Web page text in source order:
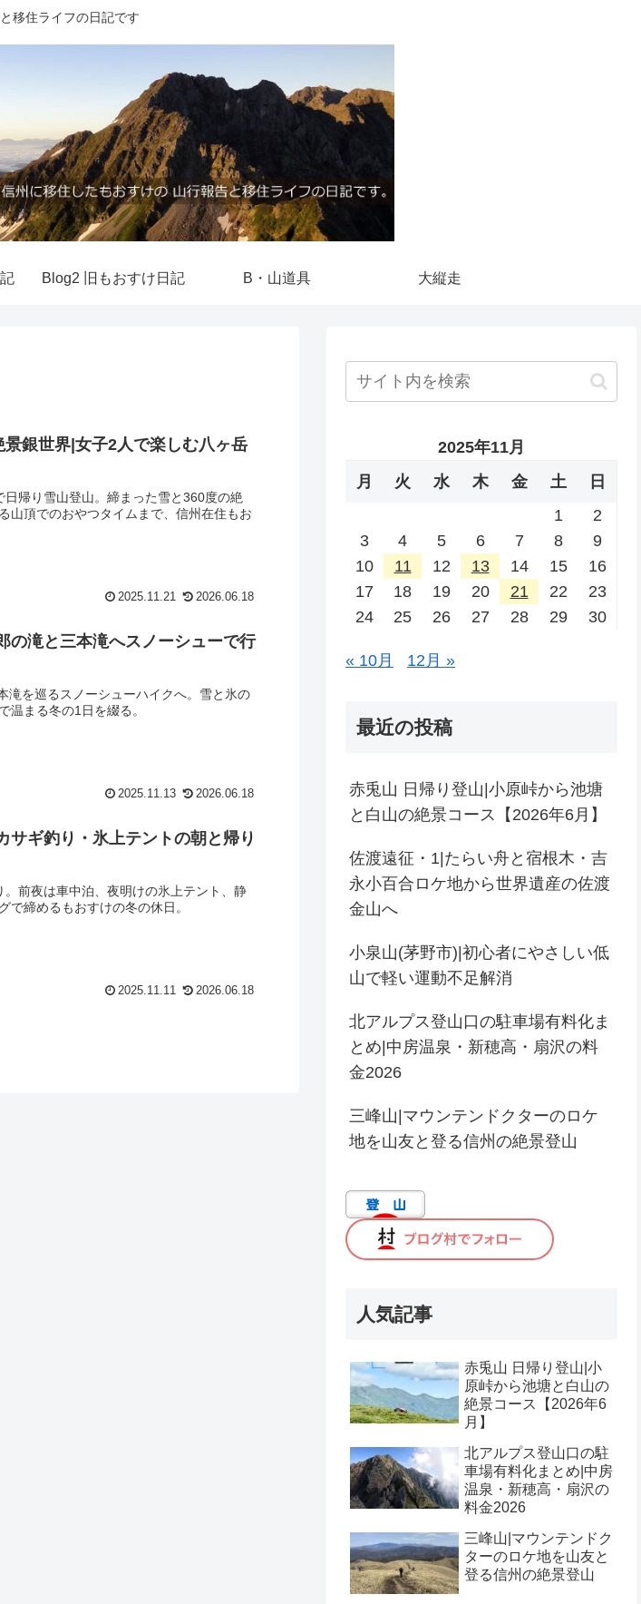
移住ライフの日記です
Blog2 旧もおすけ日記 B・山道具 大縦走
景銀世界|女子2人で楽しむ八ヶ岳
帰り雪山登山。締まった雪と360度の絶
山頂でのおやつタイムまで、信州在住もお
2025.11.21 2026.06.18
の滝と三本滝へスノーシューで行
滝を巡るスノーシューハイクへ。雪と氷の
温まる冬の1日を綴る。
2025.11.13 2026.06.18
サギ釣り・氷上テントの朝と帰り
前夜は車中泊、夜明けの氷上テント、静
で締めるもおすけの冬の休日。
2025.11.11 2026.06.18
2025年11月
月
火 水 木 金 土
日
1
2
3
4 5 6 7 8
9
10
11 12 13 14 15
16
17
18 19 20 21 22
23
24
25 26 27 28 29 30
« 10月 12月 »
最近の投稿
赤兎山 日帰り登山|小原峠から池塘
と白山の絶景コース【2026年6月】
佐渡遠征・1|たらい舟と宿根木・吉
永小百合ロケ地から世界遺産の佐渡
金山へ
小泉山(茅野市)|初心者にやさしい低
山で軽い運動不足解消
北アルプス登山口の駐車場有料化ま
とめ|中房温泉・新穂高・扇沢の料
金2026
三峰山|マウンテンドクターのロケ
地を山友と登る信州の絶景登山
人気記事
赤兎山 日帰り登山|小
原峠から池塘と白山の
絶景コース【2026年6
月】
北アルプス登山口の駐
車場有料化まとめ|中房
温泉・新穂高・扇沢の
料金2026
三峰山|マウンテンドク
ターのロケ地を山友と
登る信州の絶景登山